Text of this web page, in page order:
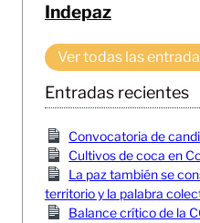
Indepaz
Ver todas las
Entradas recientes
Convocatoria de
Cultivos de coca en
La paz también se
territorio y la palabra
Balance crítico de la